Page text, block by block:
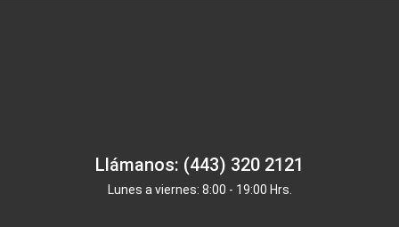
Llámanos: (443) 320 2121
Lunes a viernes: 8:00 - 19:00 Hrs.